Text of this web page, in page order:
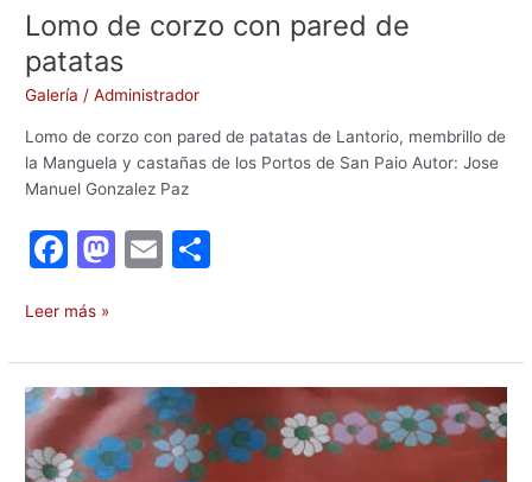
Lomo de corzo con pared de
patatas
Galería /Administrador
Lomo de corzo con pared de patatas de Lantorio, membrillo de
la Manguela y castañas de los Portos de San Paio Autor: Jose
Manuel Gonzalez Paz
F
c
e
b
o
M
o
d
o
E
l
p
ar
tir
Leer más »
Lomo
de
corzo
guisado